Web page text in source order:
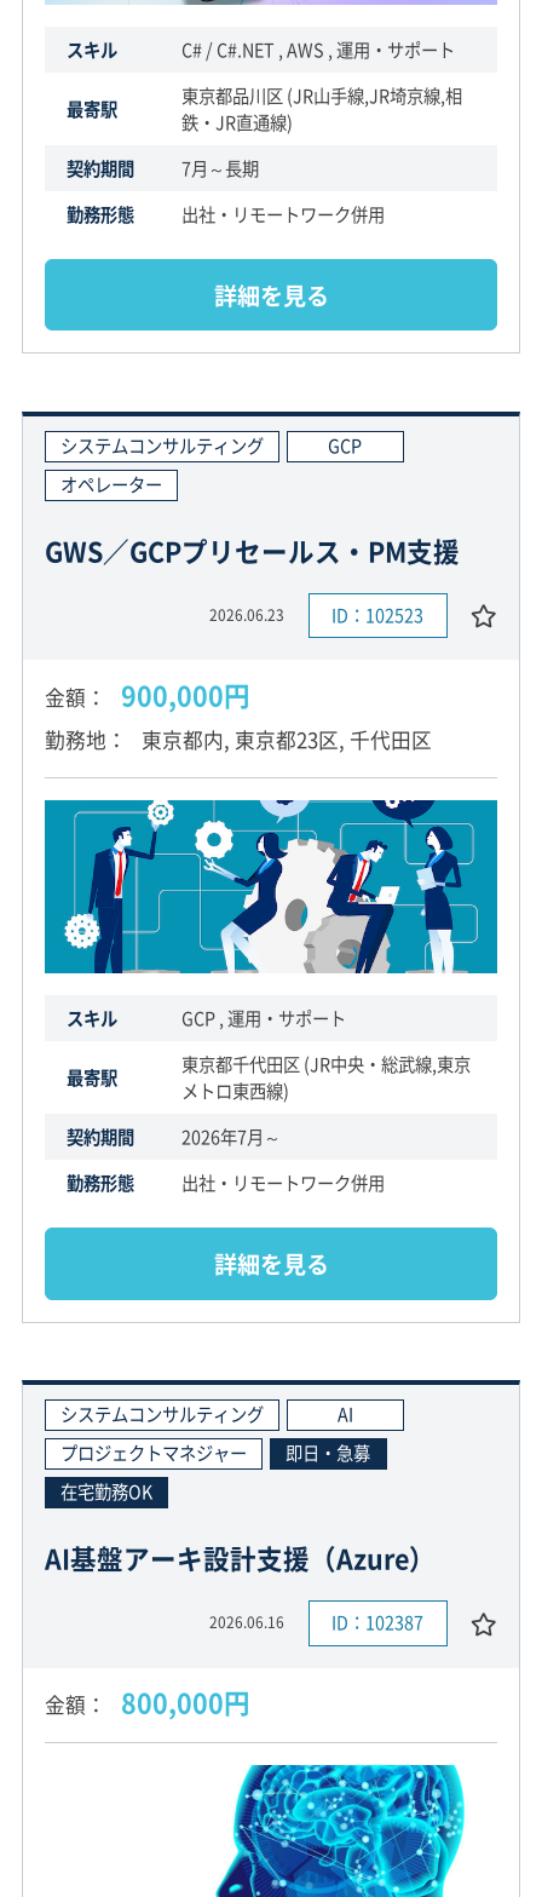
スキル C# / C#.NET , AWS , 運用・サポート
最寄駅
東京都品川区 (JR山手線,JR埼京線,相
鉄・JR直通線)
契約期間
7月～長期
勤務形態
出社・リモートワーク併用
詳細を見る
システムコンサルティング
GCP
オペレーター
GWS／GCPプリセールス・PM支援
2026.06.23 ID：102523
金額 900,000円
勤務地 東京都内, 東京都23区, 千代田区
スキル GCP , 運用・サポート
最寄駅
東京都千代田区 (JR中央・総武線,東京
メトロ東西線)
契約期間
2026年7月～
勤務形態
出社・リモートワーク併用
詳細を見る
システムコンサルティング
AI
プロジェクトマネジャー
即日・急募
在宅勤務OK
AI基盤アーキ設計支援（Azure）
2026.06.16 ID：102387
金額 800,000円